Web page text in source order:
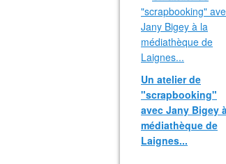
Un atelier de
"scrapbooking"
avec Jany Bigey
médiathèque de
Laignes...